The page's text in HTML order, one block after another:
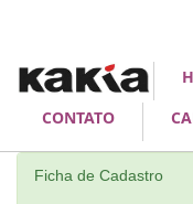
CONTATO
Ficha de Cadastro